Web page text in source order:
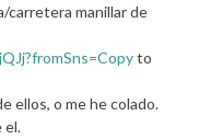
carretera manillar de
to
ellos, o me he colado.
el.